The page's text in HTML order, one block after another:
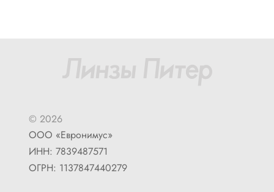
© 2026
ООО «Евронимус»
ИНН: 7839487571
ОГРН: 1137847440279